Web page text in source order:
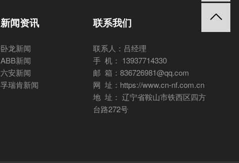
新闻资讯
卧龙新闻
ABB新闻
六安新闻
孚瑞肯新闻
联系我们
联系人：吕经理
手 机： 13937714330
邮 箱：836726981@qq.com
网 址：https://www.cn-nf.com.cn
地 址： 辽宁省鞍山市铁西区四方
台路272号